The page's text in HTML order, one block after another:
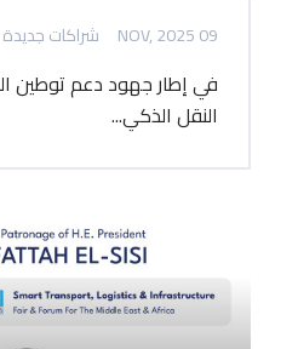
09 NOV, 2025 شراكات جديدة
في إطار جهود دعم توطين
النقل الذكي...